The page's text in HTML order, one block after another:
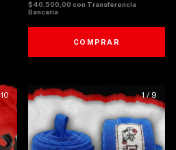
$40.500,00 con Transferencia
Bancaria
COMPRAR
10 1/9